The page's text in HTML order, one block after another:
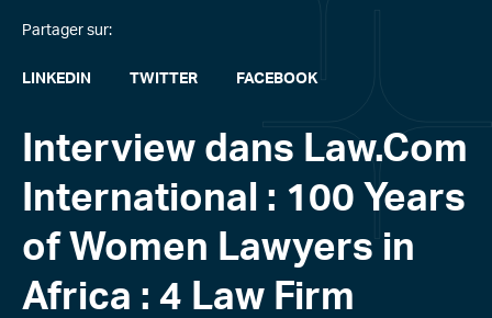
Partager sur:
LINKEDIN TWITTER FACEBOOK
Interview dans Law.Com
International : 100 Years
of Women Lawyers in
Africa : 4 Law Firm